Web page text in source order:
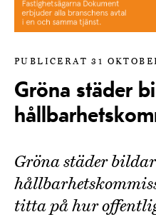
PUBLICERAT 31
Gröna städer
Gröna städer
titta på hur